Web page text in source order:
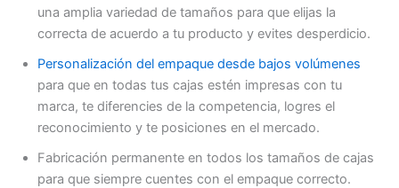
una amplia variedad de tamaños para que elijas la
correcta de acuerdo a tu producto y evites desperdicio.
Personalización del empaque desde bajos volúmenes
para que en todas tus cajas estén impresas con tu
marca, te diferencies de la competencia, logres el
reconocimiento y te posiciones en el mercado.
Fabricación permanente en todos los tamaños de cajas
para que siempre cuentes con el empaque correcto.